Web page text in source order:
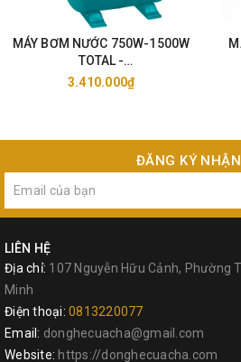
MÁY BƠM NƯỚC 750W-1500W
TOTAL -
TWP47506/11006/15006
3.410.000₫
ĐĂNG KÝ
LIÊN HỆ
Địa chỉ: 107 Nguyễn Hữu Cảnh, Phường
Minh
Điện thoại: 0813220077
Email: donghecuacha@gmail.com
Website: https://donghecuacha.com